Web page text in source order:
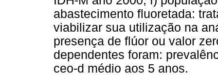
abastecimento fluoretada:
viabilizar sua utilização na
presença de flúor ou valor
dependentes foram:
ceo-d médio aos 5 anos.